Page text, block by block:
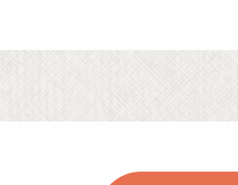
売却期間：４ヶ月
市
売却期間：5ヶ月